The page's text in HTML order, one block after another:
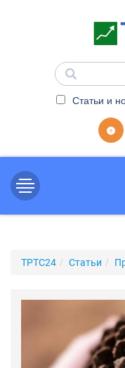
Статьи и
ТРТС24 Статьи